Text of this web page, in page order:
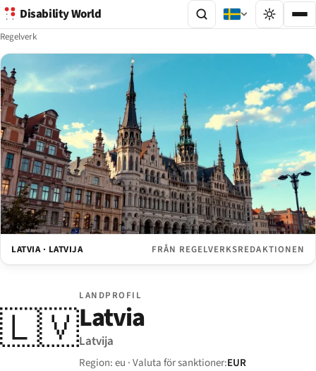
Disability World
Regelverk
LATVIA · LATVIJA FRÅN REGELVERKSREDAKTIONEN
🇱🇻
LANDPROFIL
Latvia
Latvija
Region: eu · Valuta för sanktioner:EUR